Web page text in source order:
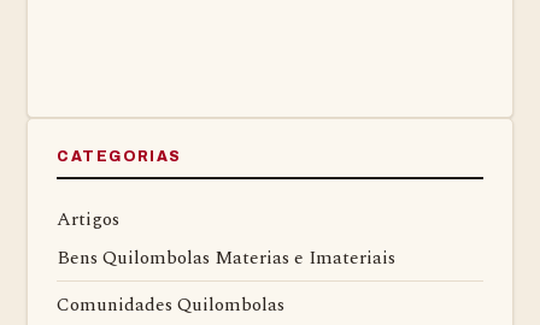
CATEGORIAS
Artigos
Bens Quilombolas Materias e Imateriais
Comunidades Quilombolas